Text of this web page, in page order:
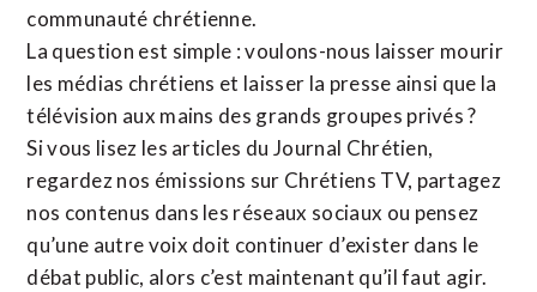
communauté chrétienne.
La question est simple : voulons-nous laisser mourir
les médias chrétiens et laisser la presse ainsi que la
télévision aux mains des grands groupes privés ?
Si vous lisez les articles du Journal Chrétien,
regardez nos émissions sur Chrétiens TV, partagez
nos contenus dans les réseaux sociaux ou pensez
qu’une autre voix doit continuer d’exister dans le
débat public, alors c’est maintenant qu’il faut agir.